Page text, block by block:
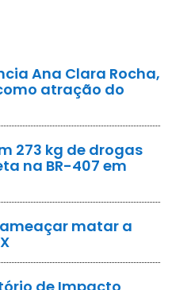
Ana Clara Rocha,
atração do
273 kg de drogas
na BR-407 em
matar a